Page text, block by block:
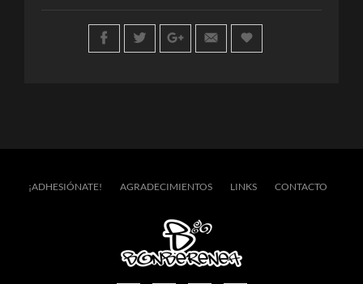
¡ADHESIÓNATE! AGRADECIMIENTOS LINKS CONTACTO